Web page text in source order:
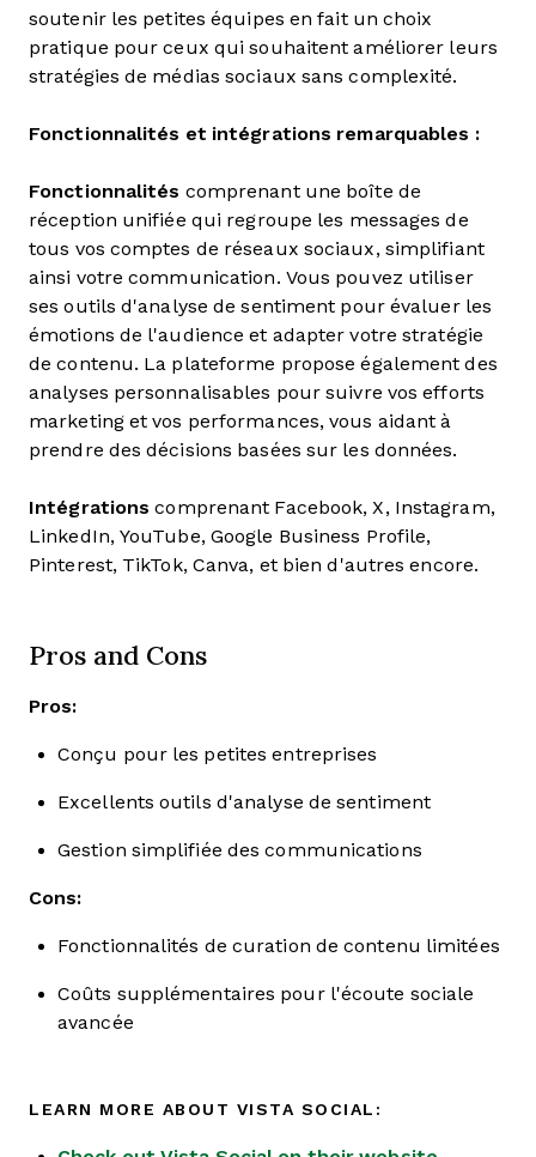
soutenir les petites équipes en fait un choix
pratique pour ceux qui souhaitent améliorer leurs
stratégies de médias sociaux sans complexité.
Fonctionnalités et intégrations remarquables :
Fonctionnalités comprenant une boîte de
réception unifiée qui regroupe les messages de
tous vos comptes de réseaux sociaux, simplifiant
ainsi votre communication. Vous pouvez utiliser
ses outils d'analyse de sentiment pour évaluer les
émotions de l'audience et adapter votre stratégie
de contenu. La plateforme propose également des
analyses personnalisables pour suivre vos efforts
marketing et vos performances, vous aidant à
prendre des décisions basées sur les données.
Intégrations comprenant Facebook, X, Instagram,
LinkedIn, YouTube, Google Business Profile,
Pinterest, TikTok, Canva, et bien d'autres encore.
Pros and Cons
Pros:
Conçu pour les petites entreprises
Excellents outils d'analyse de sentiment
Gestion simplifiée des communications
Cons:
Fonctionnalités de curation de contenu limitées
Coûts supplémentaires pour l'écoute sociale
avancée
LEARN MORE ABOUT VISTA SOCIAL: